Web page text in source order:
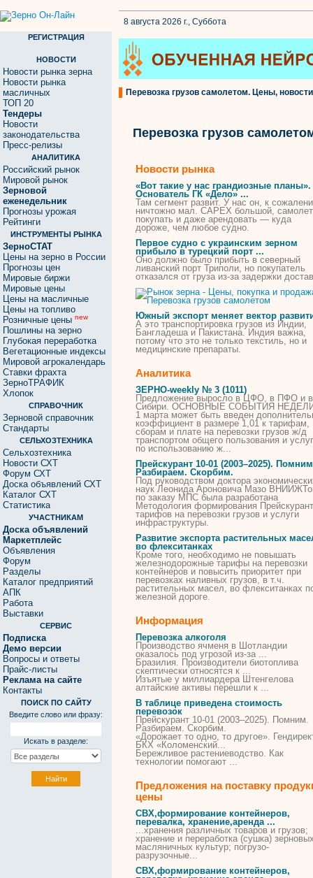
8 августа 2026 г., Суббота
РЕГИСТРАЦИЯ
НОВОСТИ
Новости рынка зерна
Новости рынка
масличных
ТОП 20
Тендеры
Новости
законодательства
Пресс-релизы
АНАЛИТИКА
Российский рынок
Мировой рынок
Зерновой
еженедельник
Прогнозы урожая
Рейтинги
ИНСТРУМЕНТЫ РЫНКА
ЗерноСТАТ
Цены на зерно в России
Прогнозы цен
Мировые биржи
Мировые цены
Цены на масличные
Цены на топливо
Розничные цены new
Пошлины на зерно
Глубокая переработка
Вегетационные индексы
Мировой агрокалендарь
Ставки фрахта
ЗерноТРАФИК
Хлопок
СПРАВОЧНИК
Зерновой справочник
Стандарты
СЕЛЬХОЗТЕХНИКА
Сельхозтехника
Новости СХТ
Форум СХТ
Доска объявлений СХТ
Каталог СХТ
Статистика
УЧАСТНИКАМ
Доска объявлений
Маркетплейс
Объявления
Форум
Разделы
Каталог предприятий
АПК
Работа
Выставки
СЕРВИС
Подписка
Демо версии
Вопросы и ответы
Прайс-листы
Реклама на сайте
Контакты
ПОИСК ПО САЙТУ
Введите слово или фразу:
Искать в разделе:
Перевозка грузов самолетом. Цены,
Перевозка грузов
Новости рынка
«Вот такие у нас грандиозные планы».
Основатель ГК «Дело» ...
Там сегмент развит. У нас он, к
ничтожно мал. CAPEX большой,
покупать и даже арендовать — куда
дороже, чем любое судно.
Первое судно с украинским зерном
прибыло в турецкий порт ...
Оно должно было прибыть в северный
ливанский порт Триполи, но покупатель
отказался от груза из-за задержки
Южный экспорт меняет вектор
А это транспортировка грузов из Индии,
Бангладеша и Пакистана. Индия важна,
потому что это не только текстиль, но и
медицинские препараты.
Аналитика
ЗЕРНО-weekly № 3 (1011)
Предложение выросло в ЦФО, в ПФО и в
Сибири. ОСНОВНЫЕ СОБЫТИЯ
1 марта может быть введен
коэффициент в размере 1,01 к тарифам,
сборам и плате на перевозки грузовж/д
транспортом общего пользования и
по использованию ж...
Прейскурант 10-01 (2003–2025).
Разбираем. Скорбим.
Под руководством доктора
наук Леонида Ароновича Мазо
по заказу МПС была разработана
Методология формирования
тарифов на перевозки грузов и услуги
инфраструктуры.
Развитие экспорта растительных
во флекситанках
Кроме того, необходимо не повышать
железнодорожные тарифы на перевозки
контейнеров и повысить приоритет при
перевозках наливных грузов, в т.ч.
растительных масел, во флекситанках
железной дороге.
Информация
Перевозка алкоголя
Производство ячменя в Шотландии
оказалось под угрозой из-за ...
Бразилия. Производители биотоплива
скептически относятся к ...
Изъятые у миллиардера Штенгелова
алтайские активы перешли к ...
В таблице приведена стоимость
перевозок
Прейскурант 10-01 (2003–2025). Помним.
Разбираем. Скорбим.
«Дорожает то одно, то другое».
БКХ «Коломенский...
Бережливое растениеводство. Как
технологии помогают ...
Предложения на поставку
цены
СВХ,формирование контейнеров,
перевалка, хранение,аренда ...
...хранения различных товаров и грузов;
хранение и переработка (сушка)
масляничных культур; погрузо-
разрузочные...
СВХ,формирование контейнеров,